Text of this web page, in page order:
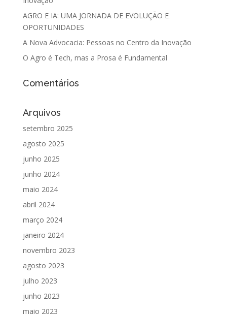
AGRO E IA: UMA JORNADA DE EVOLUÇÃO E
OPORTUNIDADES
A Nova Advocacia: Pessoas no Centro da Inovação
O Agro é Tech, mas a Prosa é Fundamental
Comentários
Arquivos
setembro 2025
agosto 2025
junho 2025
junho 2024
maio 2024
abril 2024
março 2024
janeiro 2024
novembro 2023
agosto 2023
julho 2023
junho 2023
maio 2023